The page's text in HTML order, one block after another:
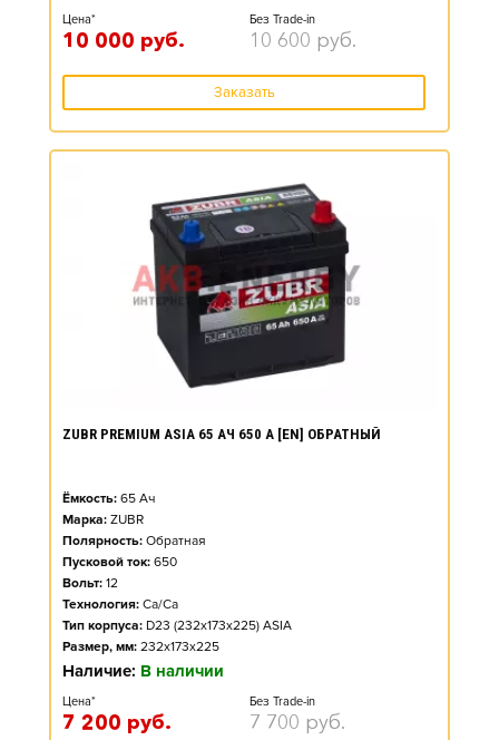
Цена*
10 000 руб.
Без Trade-in
10 600 руб.
Заказать
ZUBR PREMIUM ASIA 65 АЧ 650 А [EN] ОБРАТНЫЙ
Ёмкость: 65 Ач
Марка: ZUBR
Полярность: Обратная
Пусковой ток: 650
Вольт: 12
Технология: Ca/Ca
Тип корпуса: D23 (232x173x225) ASIA
Размер, мм: 232x173x225
Наличие: В наличии
Цена*
7 200 руб.
Без Trade-in
7 700 руб.